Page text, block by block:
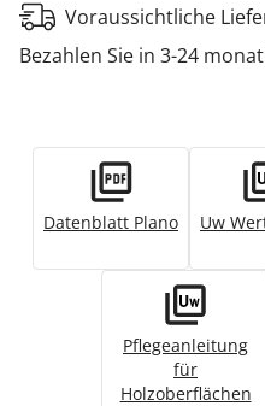
Voraussichtliche
Bezahlen Sie in 3-24
Datenblatt Plano Uw
Pflegeanleitung
für
Holzoberflächen